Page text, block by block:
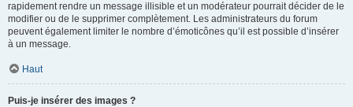
rapidement rendre un message illisible et un modérateur pourrait décider de le
modifier ou de le supprimer complètement. Les administrateurs du forum
peuvent également limiter le nombre d’émoticônes qu’il est possible d’insérer
à un message.
Haut
Puis-je insérer des images ?